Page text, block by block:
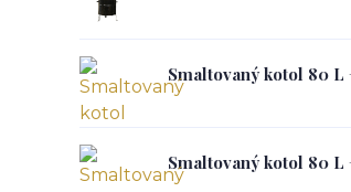
Smaltovaný kotol 80
Smaltovaný kotol 80